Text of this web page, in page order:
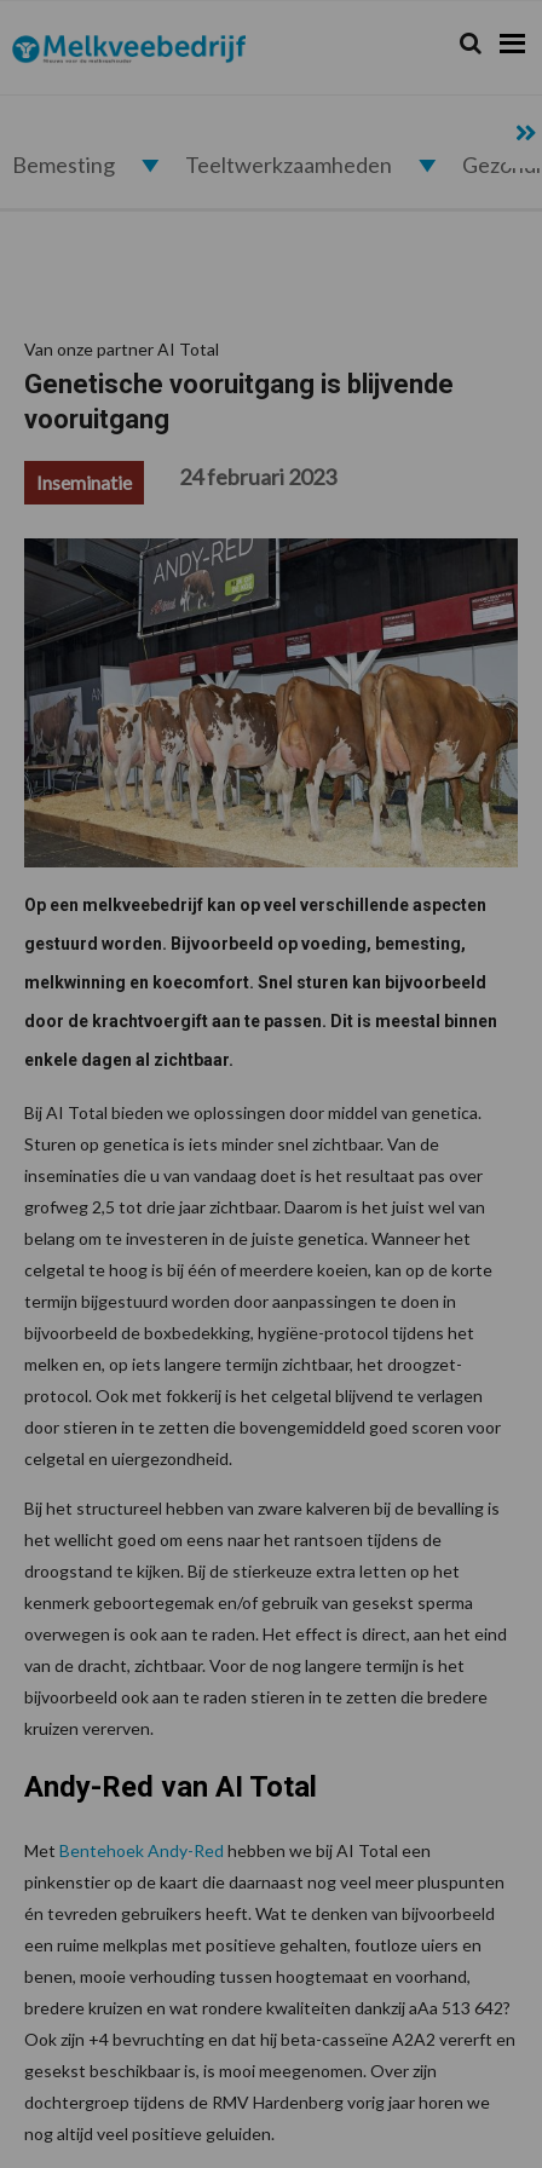
de
hoofdnavigatie
de
hoofd
de
eerste
de
voettekst
Melkveebedrijf.nl Zoeken...
Zoek
Bemesting Teeltwerkzaamheden
Van onze partner AI Total
Genetische vooruitgang is blijvende
vooruitgang
Inseminatie 24 februari 2023
Op een melkveebedrijf kan op veel verschillende aspecten
gestuurd worden. Bijvoorbeeld op voeding, bemesting,
melkwinning en koecomfort. Snel sturen kan bijvoorbeeld
door de krachtvoergift aan te passen. Dit is meestal binnen
enkele dagen al zichtbaar.
Bij AI Total bieden we oplossingen door middel van genetica.
Sturen op genetica is iets minder snel zichtbaar. Van de
inseminaties die u van vandaag doet is het resultaat pas over
grofweg 2,5 tot drie jaar zichtbaar. Daarom is het juist wel van
belang om te investeren in de juiste genetica. Wanneer het
celgetal te hoog is bij één of meerdere koeien, kan op de korte
termijn bijgestuurd worden door aanpassingen te doen in
bijvoorbeeld de boxbedekking, hygiëne-protocol tijdens het
melken en, op iets langere termijn zichtbaar, het droogzet-
protocol. Ook met fokkerij is het celgetal blijvend te verlagen
door stieren in te zetten die bovengemiddeld goed scoren voor
celgetal en uiergezondheid.
Bij het structureel hebben van zware kalveren bij de bevalling is
het wellicht goed om eens naar het rantsoen tijdens de
droogstand te kijken. Bij de stierkeuze extra letten op het
kenmerk geboortegemak en/of gebruik van gesekst sperma
overwegen is ook aan te raden. Het effect is direct, aan het eind
van de dracht, zichtbaar. Voor de nog langere termijn is het
bijvoorbeeld ook aan te raden stieren in te zetten die bredere
kruizen vererven.
Andy-Red van AI Total
Met Bentehoek Andy-Red hebben we bij AI Total een
pinkenstier op de kaart die daarnaast nog veel meer pluspunten
én tevreden gebruikers heeft. Wat te denken van bijvoorbeeld
een ruime melkplas met positieve gehalten, foutloze uiers en
benen, mooie verhouding tussen hoogtemaat en voorhand,
bredere kruizen en wat rondere kwaliteiten dankzij aAa 513 642?
Ook zijn +4 bevruchting en dat hij beta-casseïne A2A2 vererft en
gesekst beschikbaar is, is mooi meegenomen. Over zijn
dochtergroep tijdens de RMV Hardenberg vorig jaar horen we
nog altijd veel positieve geluiden.